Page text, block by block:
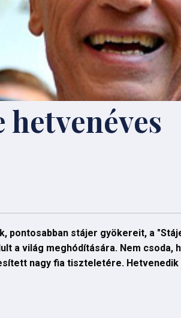
hetvenéves
pontosabban stájer gyökereit, a
a világ meghódítására. Nem csoda,
nagy fia tiszteletére.